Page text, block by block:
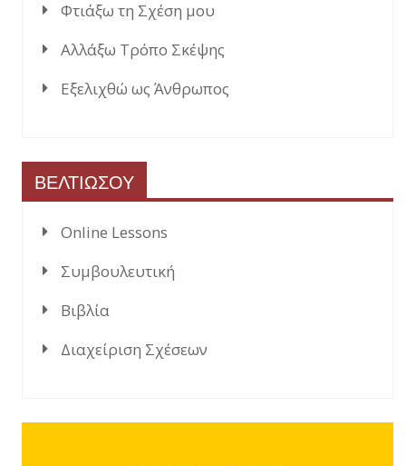
Φτιάξω τη Σχέση μου
Αλλάξω Τρόπο Σκέψης
Εξελιχθώ ως Άνθρωπος
ΒΕΛΤΙΩΣΟΥ
Online Lessons
Συμβουλευτική
Βιβλία
Διαχείριση Σχέσεων